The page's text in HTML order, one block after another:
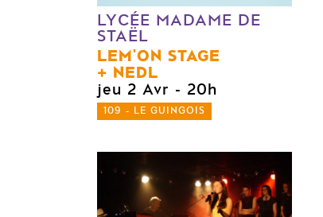
LYCÉE MADAME DE
STAËL
LEM'ON STAGE
NEDL
jeu 2 Avr - 20h
109 - LE GUINGOIS